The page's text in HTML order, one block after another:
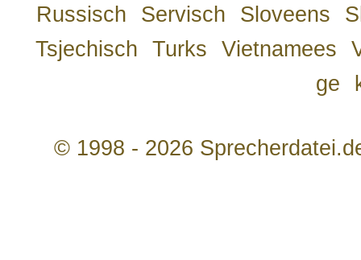
Russisch
Servisch Sloveens
Tsjechisch
Turks Vietnamees
ge
© 1998 - 2026